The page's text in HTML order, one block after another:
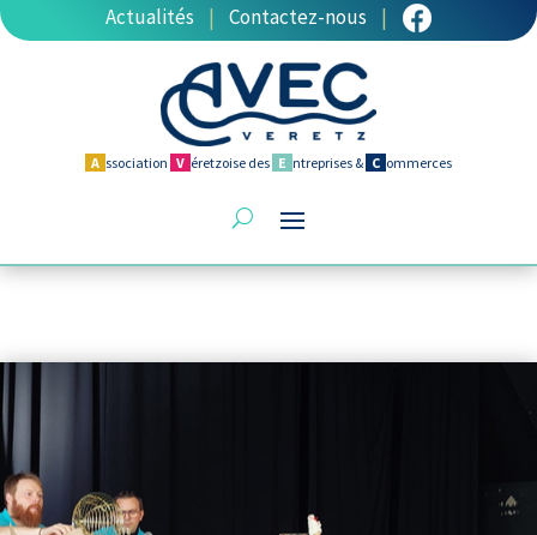
Actualités | Contactez-nous |
A ssociation V éretzoise des E ntreprises & C ommerces